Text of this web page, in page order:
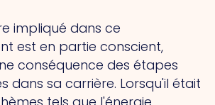
impliqué dans ce
est en partie conscient,
conséquence des étapes
dans sa carrière. Lorsqu'il était